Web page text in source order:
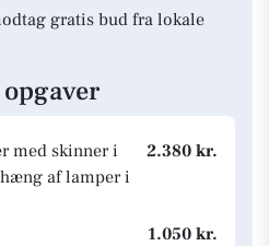
gratis bud fra lokale
med skinner i
af lamper i
2.380 kr.
1.050 kr.